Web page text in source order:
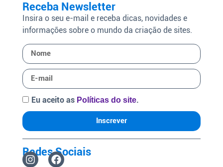
Receba Newsletter
Insira o seu e-mail e receba dicas, novidades e
informações sobre o mundo da criação de sites.
Eu aceito as Políticas do site.
Inscrever
Redes Sociais